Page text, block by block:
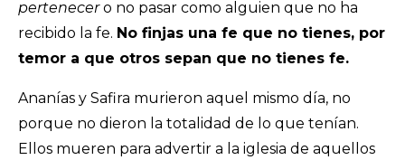
pertenecero no pasar como alguien que no ha
recibido la fe. No finjas una fe que no tienes, por
temor a que otros sepan que no tienes fe.
Ananías y Safira murieron aquel mismo día, no
porque no dieron la totalidad de lo que tenían.
Ellos mueren para advertir a la iglesia de aquellos